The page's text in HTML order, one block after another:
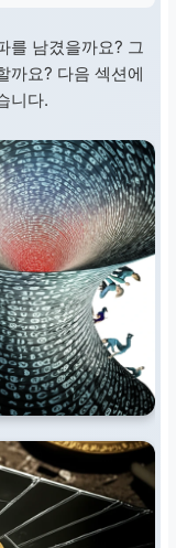
를 남겼을까요? 그
까요? 다음 섹션에
니다.